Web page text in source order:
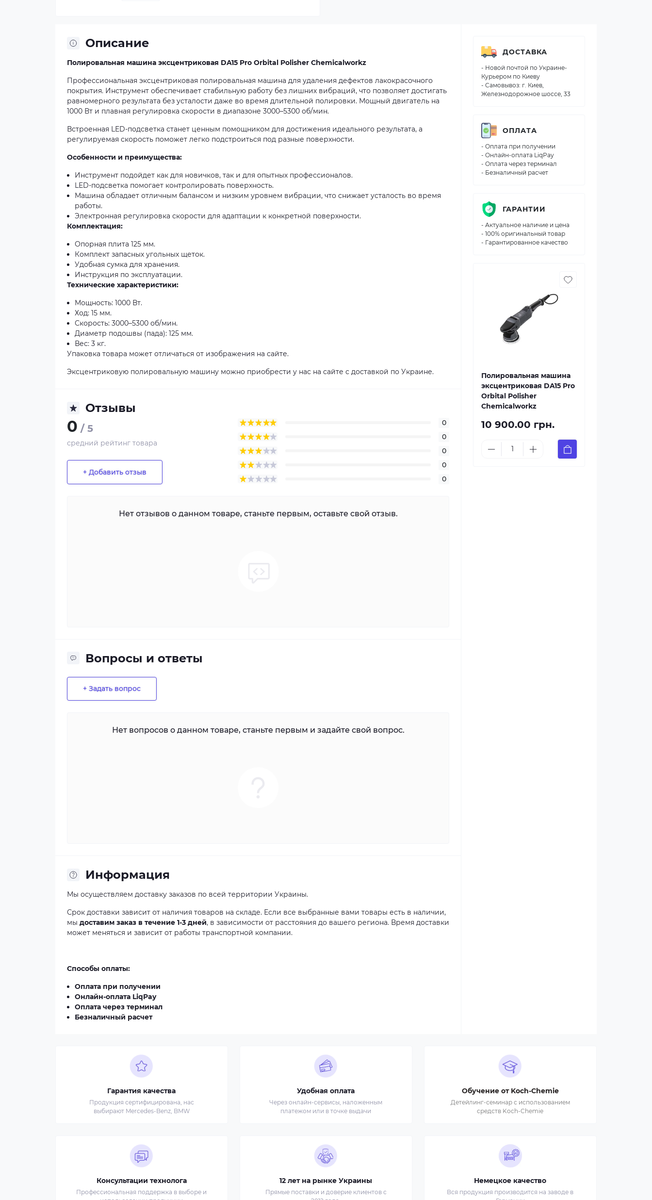
Описание
Полировальная машина эксцентриковая DA15 Pro Orbital Polisher Chemicalworkz
Профессиональная эксцентриковая полировальная машина для удаления дефектов лакокрасочного
покрытия. Инструмент обеспечивает стабильную работу без лишних вибраций, что позволяет достигать
равномерного результата без усталости даже во время длительной полировки. Мощный двигатель на
1000 Вт и плавная регулировка скорости в диапазоне 3000–5300 об/мин.
Встроенная LED-подсветка станет ценным помощником для достижения идеального результата, а
регулируемая скорость поможет легко подстроиться под разные поверхности.
Особенности и преимущества:
Инструмент подойдет как для новичков, так и для опытных профессионалов.
LED-подсветка помогает контролировать поверхность.
Машина обладает отличным балансом и низким уровнем вибрации, что снижает усталость во время
работы.
Электронная регулировка скорости для адаптации к конкретной поверхности.
Комплектация:
Опорная плита 125 мм.
Комплект запасных угольных щеток.
Удобная сумка для хранения.
Инструкция по эксплуатации.
Технические характеристики:
Мощность: 1000 Вт.
Ход: 15 мм.
Скорость: 3000–5300 об/мин.
Диаметр подошвы (пада): 125 мм.
Вес: 3 кг.
Упаковка товара может отличаться от изображения на сайте.
Эксцентриковую полировальную машину можно приобрести у нас на сайте с доставкой по Украине.
Отзывы
0 / 5
средний рейтинг товара
+ Добавить отзыв
0
0
0
0
0
Нет отзывов о данном товаре, станьте первым, оставьте свой отзыв.
Вопросы и ответы
+ Задать вопрос
Нет вопросов о данном товаре, станьте первым и задайте свой вопрос.
Информация
Мы осуществляем доставку заказов по всей территории Украины.
Срок доставки зависит от наличия товаров на складе. Если все выбранные вами товары есть в наличии,
мы доставим заказ в течение 1-3 дней, в зависимости от расстояния до вашего региона. Время доставки
может меняться и зависит от работы транспортной компании.
Способы оплаты:
Оплата при получении
Онлайн-оплата LiqPay
Оплата через терминал
Безналичный расчет
ДОСТАВКА
- Новой почтой по Украине-
Курьером по Киеву
- Самовывоз: г. Киев,
Железнодорожное шоссе, 33
ОПЛАТА
- Оплата при получении
- Онлайн-оплата LiqPay
- Оплата через терминал
- Безналичный расчет
ГАРАНТИИ
- Актуальное наличие и цена
- 100% оригинальный товар
- Гарантированное качество
Полировальная машина
эксцентриковая DA15 Pro
Orbital Polisher
Chemicalworkz
10 900.00 грн.
Гарантия качества
Продукция сертифицирована, нас
выбирают Mercedes-Benz, BMW
Удобная оплата
Через онлайн-сервисы, наложенным
платежом или в точке выдачи
Обучение от Koch-Chemie
Детейлинг-семинар с использованием
средств Koch-Chemie
Консультации технолога
Профессиональная поддержка в выборе и
12 лет на рынке Украины
Прямые поставки и доверие клиентов с
Немецкое качество
Вся продукция производится на заводе в